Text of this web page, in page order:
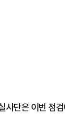
사단은 이번 점